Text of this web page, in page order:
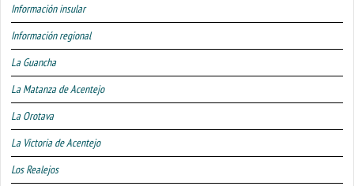
Información insular
Información regional
La Guancha
La Matanza de Acentejo
La Orotava
La Victoria de Acentejo
Los Realejos